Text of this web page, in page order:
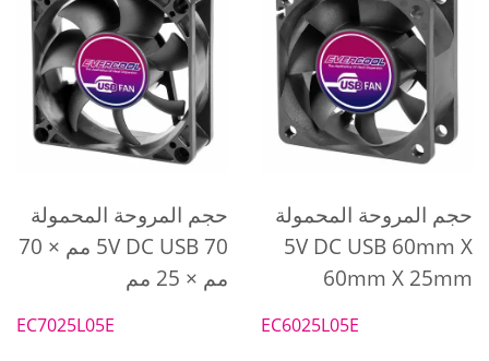
حجم المروحة المحمولة
5V DC USB 60mm X
60mm X 25mm
EC6025L05E
حجم المروحة المحمولة
5V DC USB 70 مم × 70
مم × 25 مم
EC7025L05E